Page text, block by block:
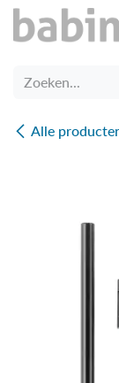
Overslaan naar
Alle